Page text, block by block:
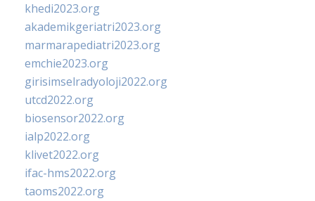
khedi2023.org
akademikgeriatri2023.org
marmarapediatri2023.org
emchie2023.org
girisimselradyoloji2022.org
utcd2022.org
biosensor2022.org
ialp2022.org
klivet2022.org
ifac-hms2022.org
taoms2022.org